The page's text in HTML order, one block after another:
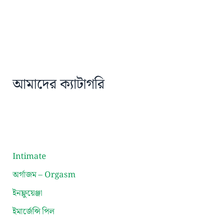
আমাদের ক্যাটাগরি
Intimate
অর্গাজম – Orgasm
ইনফ্লুয়েঞ্জা
ইমার্জেন্সি পিল